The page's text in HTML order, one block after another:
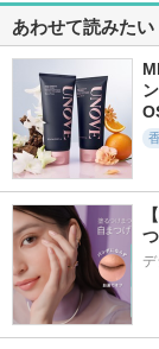
あわせて読みたい